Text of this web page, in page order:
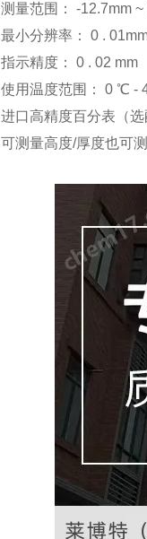
测量范围：
-12.7mm
最小分辨率：
0 .
指示精度：
0 . 02 mm
使用温度范围：
0 ℃ -
进口高精度百分表（选
可测量高度/厚度也可